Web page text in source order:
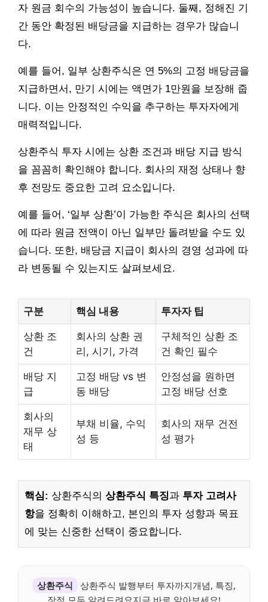
자 원금 회수의 가능성이 높습니다. 둘째, 정해진 기
간 동안 확정된 배당금을 지급하는 경우가 많습니
다.
예를 들어, 일부 상환주식은 연 5%의 고정 배당금을
지급하면서, 만기 시에는 액면가 1만원을 보장해 줍
니다. 이는 안정적인 수익을 추구하는 투자자에게
매력적입니다.
상환주식 투자 시에는 상환 조건과 배당 지급 방식
을 꼼꼼히 확인해야 합니다. 회사의 재정 상태나 향
후 전망도 중요한 고려 요소입니다.
예를 들어, ‘일부 상환’이 가능한 주식은 회사의 선택
에 따라 원금 전액이 아닌 일부만 돌려받을 수도 있
습니다. 또한, 배당금 지급이 회사의 경영 성과에 따
라 변동될 수 있는지도 살펴보세요.
구분 핵심 내용 투자자 팁
상환 조
건
회사의 상환 권
리, 시기, 가격
구체적인 상환 조
건 확인 필수
배당 지
급
고정 배당 vs 변
동 배당
안정성을 원하면
고정 배당 선호
회사의
재무 상
태
부채 비율, 수익
성 등
회사의 재무 건전
성 평가
핵심: 상환주식의 상환주식 특징과 투자 고려사
항을 정확히 이해하고, 본인의 투자 성향과 목표
에 맞는 신중한 선택이 중요합니다.
상환주식
상환주식 발행부터 투자까지개념, 특징,
장점 모두 알려드려요지금 바로 알아보세요!